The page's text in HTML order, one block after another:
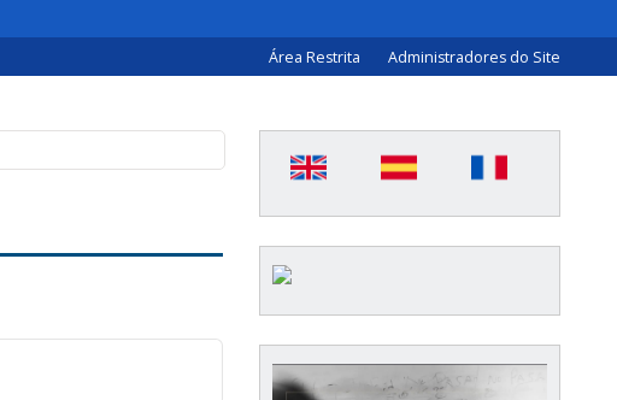
Área Restrita Administradores do Site